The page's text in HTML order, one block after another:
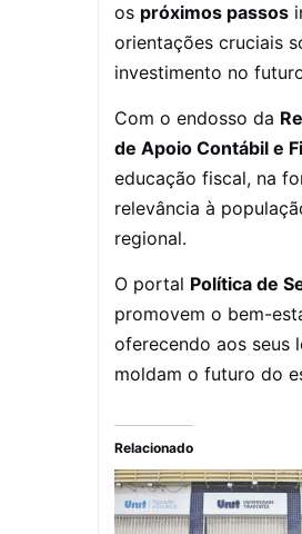
os próximos passos
orientações cruciais
investimento no
Com o endosso da
de Apoio Contábil e
educação fiscal, na
relevância à
regional.
O portal Política de
promovem o bem-
oferecendo aos seus
moldam o futuro do
Relacionado